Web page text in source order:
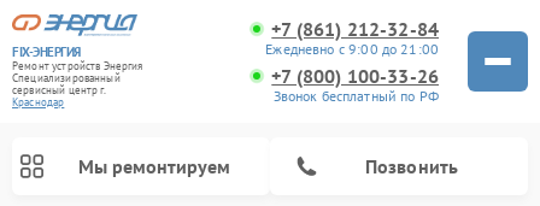
FIX-ЭНЕРГИЯ
Ремонт устройств Энергия
Специализированный
cервисный центр г.
Краснодар
+7 (861) 212-32-84
Ежедневно с 9:00 до 21:00
+7 (800) 100-33-26
Звонок бесплатный по РФ
Мы ремонтируем Позвонить